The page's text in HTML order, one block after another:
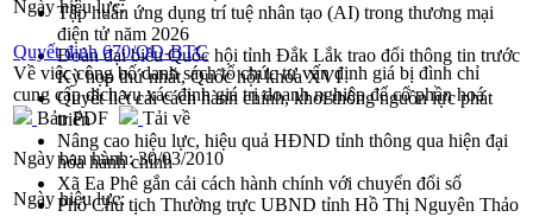
Tập huấn ứng dụng trí tuệ nhân tạo (AI) trong thương mại
điện tử năm 2026
Đoàn đại biểu Quốc hội tỉnh Đắk Lắk trao đổi thông tin trước
Kỳ họp thứ nhất, Quốc hội khóa XVI
Quyết liệt cải cách hành chính, khơi thông nguồn lực phát
triển
Nâng cao hiệu lực, hiệu quả HĐND tỉnh thông qua hiện đại
hóa hành chính
Xã Ea Phê gắn cải cách hành chính với chuyển đổi số
Phó Chủ tịch Thường trực UBND tỉnh Hồ Thị Nguyên Thảo
Ngày hiệu lực:
Quyết định 670/QĐ-BTC
Về việc công bố danh sách tổ chức tư vấn định giá bị đình chỉ
cung cấp dịch vụ xác định giá trị doanh nghiệp để cổ phần hoá
Bản PDF
Tải về
Ngày ban hành:30/03/2010
Ngày hiệu lực: